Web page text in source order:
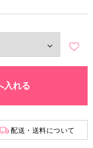
入れる
配送・送料について